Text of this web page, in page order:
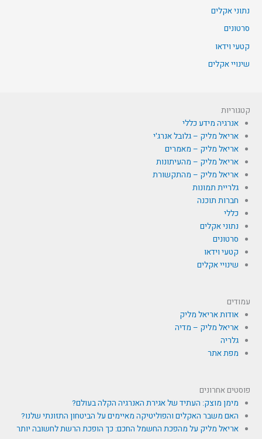
נתוני אקלים
סרטונים
קטעי וידאו
שינויי אקלים
קטגוריות
אנרגיה מידע כללי
אריאל מליק – גלובל אנרג'י
אריאל מליק – מאמרים
אריאל מליק – מהעיתונות
אריאל מליק – מהתקשורת
גלריית תמונות
חברות תוכנה
כללי
נתוני אקלים
סרטונים
קטעי וידאו
שינויי אקלים
עמודים
אודות אריאל מליק
אריאל מליק – מדיה
גלריה
מפת אתר
פוסטים אחרונים
מימן מוצק: העתיד של אגירת האנרגיה הקלה בעולם?
האם משבר האקלים והפוליטיקה מאיימים על הביטחון התזונתי שלנו?
אריאל מליק על מהפכת החשמל החכם: כך הופכת הרשת לחשובה יותר